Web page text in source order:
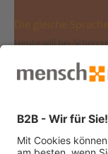
Heute will bei
haben Antworten auf
Traum ist, auch die
mitliefern muss. Bis
Sie haben